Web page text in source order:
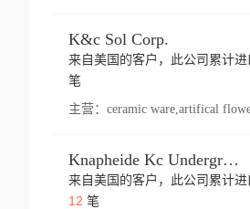
K&c Sol Corp.
来自美国的客户，此公司累计进
笔
主营： ceramic ware,artifical
Knapheide Kc Underground
来自美国的客户，此公司累计进
12 笔